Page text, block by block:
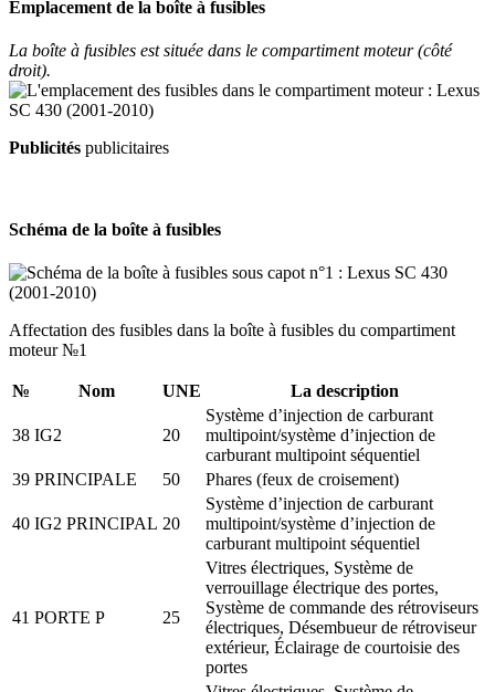
Emplacement de la boîte à fusibles
La boîte à fusibles est située dans le compartiment moteur (côté
droit).
Publicités publicitaires
Schéma de la boîte à fusibles
Affectation des fusibles dans la boîte à fusibles du compartiment
moteur №1
№ Nom UNE La description
38 IG2 20
Système d’injection de carburant
multipoint/système d’injection de
carburant multipoint séquentiel
39 PRINCIPALE 50 Phares (feux de croisement)
40 IG2 PRINCIPAL 20
Système d’injection de carburant
multipoint/système d’injection de
carburant multipoint séquentiel
41 PORTE P 25
Vitres électriques, Système de
verrouillage électrique des portes,
Système de commande des rétroviseurs
électriques, Désembueur de rétroviseur
extérieur, Éclairage de courtoisie des
portes